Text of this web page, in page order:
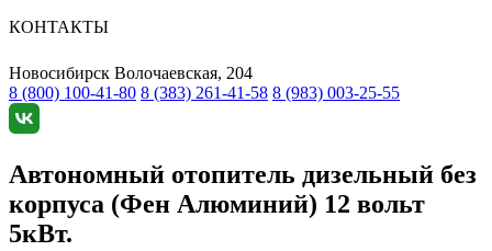
КОНТАКТЫ
Новосибирск Волочаевская, 204
8 (800) 100-41-80 8 (383) 261-41-58 8 (983) 003-25-55
Автономный отопитель дизельный без
корпуса (Фен Алюминий) 12 вольт
5кВт.